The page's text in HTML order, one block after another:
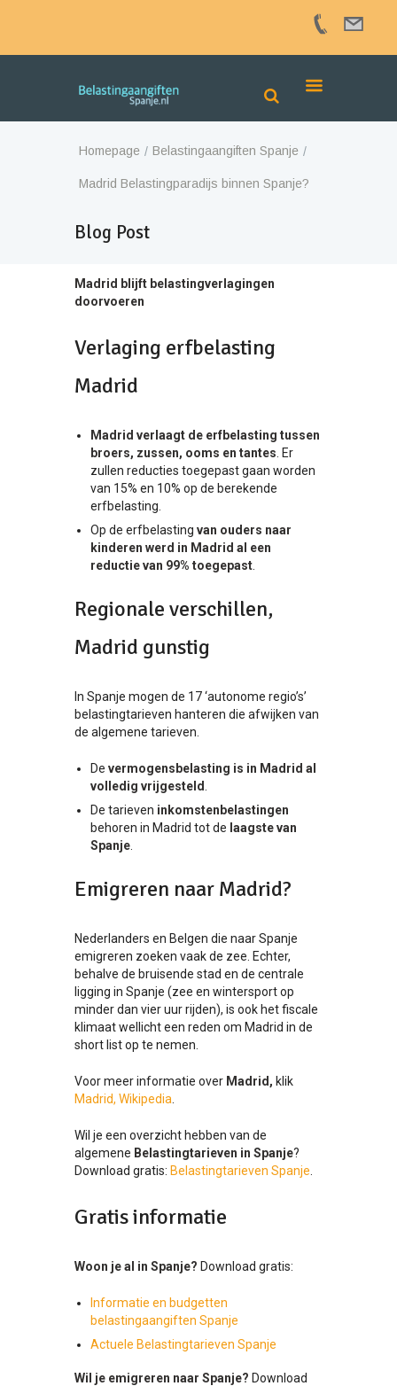
Homepage Belastingaangiften Spanje
Madrid Belastingparadijs binnen Spanje?
Blog Post
Madrid blijft belastingverlagingen
doorvoeren
Verlaging erfbelasting
Madrid
Madrid verlaagt de erfbelasting tussen
broers, zussen, ooms en tantes . Er
zullen reducties toegepast gaan worden
van 15% en 10% op de berekende
erfbelasting.
Op de erfbelasting van ouders naar
kinderen werd in Madrid al een
reductie van 99% toegepast
Regionale verschillen,
Madrid gunstig
In Spanje mogen de 17 ‘autonome regio’s’
belastingtarieven hanteren die afwijken van
de algemene tarieven.
De vermogensbelasting is in Madrid al
volledig vrijgesteld
De tarieven inkomstenbelastingen
behoren in Madrid tot de laagste van
Spanje
Emigreren naar Madrid?
Nederlanders en Belgen die naar Spanje
emigreren zoeken vaak de zee. Echter,
behalve de bruisende stad en de centrale
ligging in Spanje (zee en wintersport op
minder dan vier uur rijden), is ook het fiscale
klimaat wellicht een reden om Madrid in de
short list op te nemen.
Voor meer informatie over Madrid, klik
Madrid, Wikipedia
Wil je een overzicht hebben van de
algemene Belastingtarieven in Spanje?
Download gratis: Belastingtarieven Spanje
Gratis informatie
Woon je al in Spanje? Download gratis:
Informatie en budgetten
belastingaangiften Spanje
Actuele Belastingtarieven Spanje
Wil je emigreren naar Spanje? Download